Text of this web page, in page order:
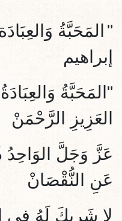
" المَحَبَّةُ وَالعِبَادَة
إبراهيم
"المَحَبَّةُ
العَزِيزِ الرَّحْمَنْ
عَزَّ وَجَلَّ الوَاحِدُ
عَنِ النُّقْصَانْ
لا شَريكَ لَهُ فِي